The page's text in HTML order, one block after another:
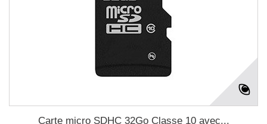
Carte micro SDHC 32Go Classe 10 avec...